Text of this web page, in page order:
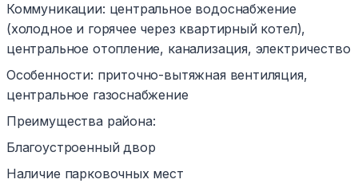
Коммуникации: центральное водоснабжение
(холодное и горячее через квартирный котел),
центральное отопление, канализация, электричество
Особенности: приточно-вытяжная вентиляция,
центральное газоснабжение
Преимущества района:
Благоустроенный двор
Наличие парковочных мест